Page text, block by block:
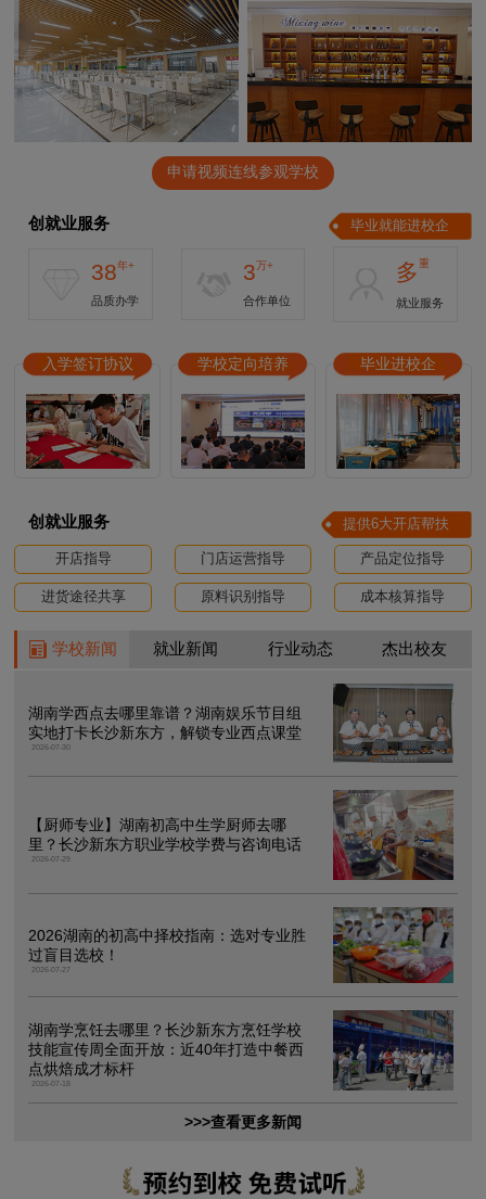
申请视频连线参观学校
创就业服务 毕业就能进校企
38年+
品质办学
3万+
合作单位
多重
就业服务
入学签订协议 学校定向培养 毕业进校企
创就业服务 提供6大开店帮扶
开店指导 门店运营指导 产品定位指导
进货途径共享 原料识别指导 成本核算指导
学校新闻 就业新闻 行业动态 杰出校友
湖南学西点去哪里靠谱？湖南娱乐节目组
实地打卡长沙新东方，解锁专业西点课堂
2026-07-30
【厨师专业】湖南初高中生学厨师去哪
里？长沙新东方职业学校学费与咨询电话
2026-07-29
2026湖南的初高中择校指南：选对专业胜
过盲目选校！
2026-07-27
湖南学烹饪去哪里？长沙新东方烹饪学校
技能宣传周全面开放：近40年打造中餐西
点烘焙成才标杆
2026-07-18
>>>查看更多新闻